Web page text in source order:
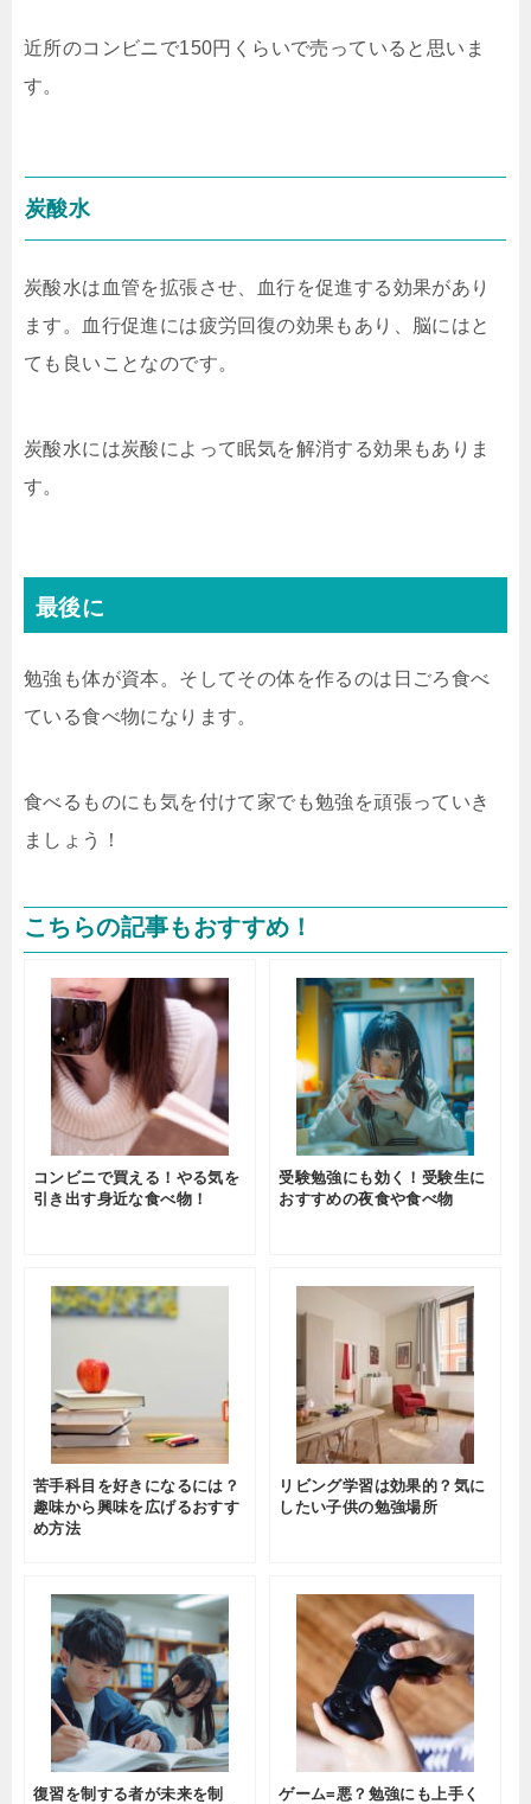
近所のコンビニで150円くらいで売っていると思いま
す。
炭酸水
炭酸水は血管を拡張させ、血行を促進する効果があり
ます。血行促進には疲労回復の効果もあり、脳にはと
ても良いことなのです。
炭酸水には炭酸によって眠気を解消する効果もありま
す。
最後に
勉強も体が資本。そしてその体を作るのは日ごろ食べ
ている食べ物になります。
食べるものにも気を付けて家でも勉強を頑張っていき
ましょう！
こちらの記事もおすすめ！
コンビニで買える！やる気を
引き出す身近な食べ物！
受験勉強にも効く！受験生に
おすすめの夜食や食べ物
苦手科目を好きになるには？
趣味から興味を広げるおすす
め方法
リビング学習は効果的？気に
したい子供の勉強場所
復習を制する者が未来を制
ゲーム=悪？勉強にも上手く